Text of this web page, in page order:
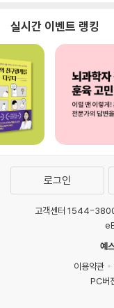
실시간 이벤트 랭킹
로그인
고객센터 1544-
예
이용약관
PC버